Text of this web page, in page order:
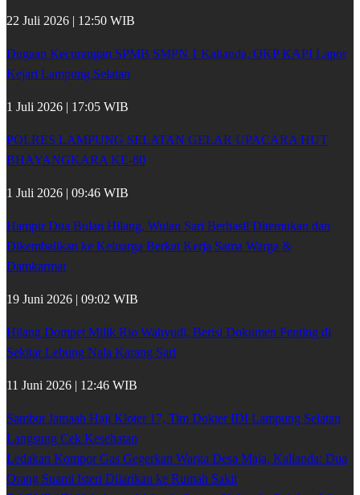
22 Juli 2026 | 12:50 WIB
Dugaan Kecurangan SPMB SMPN 1 Kalianda, OKP KAPI Lapor
Kejari Lampung Selatan
1 Juli 2026 | 17:05 WIB
POLRES LAMPUNG SELATAN GELAR UPACARA HUT
BHAYANGKARA KE-80
1 Juli 2026 | 09:46 WIB
Hampir Dua Bulan Hilang, Wulan Sari Berhasil Ditemukan dan
Dikembalikan ke Keluarga Berkat Kerja Sama Warga &
Damkarmat
19 Juni 2026 | 09:02 WIB
Hilang Dompet Milik Rio Wahyudi, Berisi Dokumen Penting di
Sekitar Lebung Nala Karang Sari
11 Juni 2026 | 12:46 WIB
Sambut Jamaah Haji Kloter 17, Tim Dokter IDI Lampung Selatan
Langsung Cek Kesehatan
Ledakan Kompor Gas Gegerkan Warga Desa Maja, Kalianda: Dua
Orang Suami Isteri Dilarikan ke Rumah Sakit